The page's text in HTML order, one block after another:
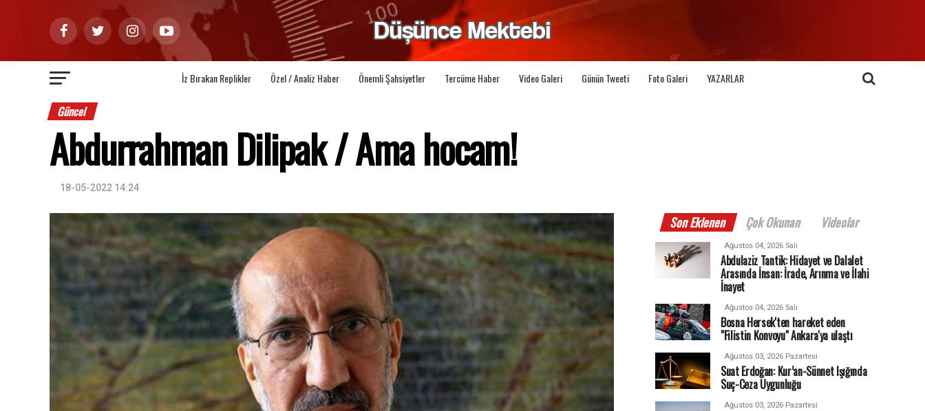
İz Bırakan Replikler Özel / Analiz Haber Önemli Şahsiyetler Tercüme Haber Video Galeri Günün Tweeti Foto Galeri YAZARLAR
Güncel
Abdurrahman Dilipak / Ama hocam!
18-05-2022 14:24
Son Eklenen Çok Okunan Videolar
Ağustos 04, 2026 Salı
Abdulaziz Tantik: Hidayet ve Dalalet
Arasında İnsan: İrade, Arınma ve İlahi
İnayet
Ağustos 04, 2026 Salı
Bosna Hersek'ten hareket eden
"Filistin Konvoyu" Ankara'ya ulaştı
Ağustos 03, 2026 Pazartesi
Suat Erdoğan: Kur’an-Sünnet Işığında
Suç-Ceza Uygunluğu
Ağustos 03, 2026 Pazartesi